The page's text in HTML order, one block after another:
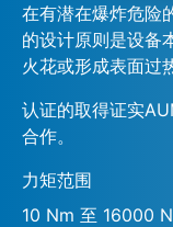
在有潜在爆炸危险
的设计原则是设备
火花或形成表面过
认证的取得证实
合作。
力矩范围
10 Nm 至 16000